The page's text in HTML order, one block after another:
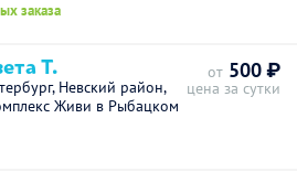
заказа
Т.
Невский район,
Живи в Рыбацком
от 500 ₽
цена за сутки